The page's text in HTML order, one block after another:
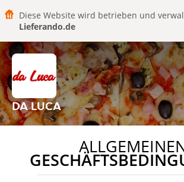
Diese Website wird betrieben und
Lieferando.de
DA LUCA